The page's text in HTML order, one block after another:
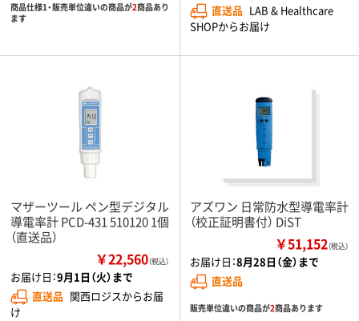
商品仕様1・販売単位違いの商品が2商品あり
ます
直送品 LAB & Healthcare
SHOPからお届け
マザーツール ペン型デジタル
導電率計 PCD-431 510120 1個
（直送品）
￥22,560（税込）
お届け日：9月1日（火）まで
直送品 関西ロジスからお届
け
アズワン 日常防水型導電率計
（校正証明書付） DiST
￥51,152（税込）
お届け日：8月28日（金）まで
直送品
販売単位違いの商品が2商品あります